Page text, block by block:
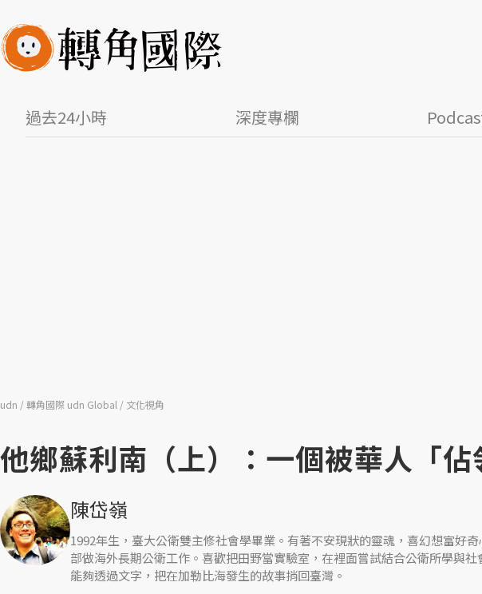
過去24小時 深度專欄
udn 轉角國際 udn Global 文化視角
他鄉蘇利南（上）：一個被華人「佔
陳岱嶺
1992年生，臺大公衛雙主修社會學畢業。有著不安現狀的靈魂，喜幻想富好
部做海外長期公衛工作。喜歡把田野當實驗室，在裡面嘗試結合公衛所學與
能夠透過文字，把在加勒比海發生的故事捎回臺灣。